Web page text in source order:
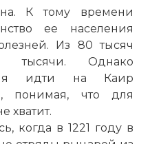
К тому времени
ее населения
Из 80 тысяч
тысячи. Однако
идти на Каир
понимая, что для
хватит.
когда в 1221 году в
походы